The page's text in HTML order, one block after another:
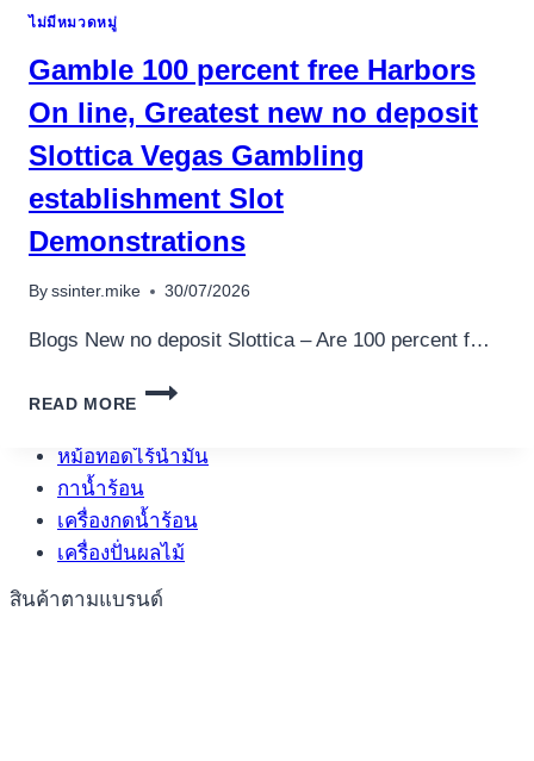
อุปกรณ์เครื่องใช้ภายในครัว
หม้อทอดไร้น้ำมัน
กาน้ำร้อน
เครื่องกดน้ำร้อน
เครื่องปั่นผลไม้
สินค้าตามแบรนด์
SALLE
DE
JEU
GRATIS
UN
PEU
ไม่มีหมวดหมู่
Gamble 100 percent free Harbors
On line, Greatest new no deposit
Slottica Vegas Gambling
establishment Slot
Demonstrations
By ssinter.mike 30/07/2026
Blogs New no deposit Slottica – Are 100 percent f…
READ MORE
GAMBLE
FREE
HARBORS
ON
LINE,
GREATEST
NEW